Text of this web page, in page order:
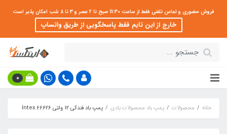
فروش حضوری و تماس تلفنی فقط از ساعت 11:30 صبح تا 2 عصر و 3 تا 8 شب امکان پذیر است
خارج از این تایم فقط پاسخگویی از طریق واتساپ
0
خانه محصولات پمپ باد محصولات بادی پمپ باد فندکی 12 ولتی Intex 66626